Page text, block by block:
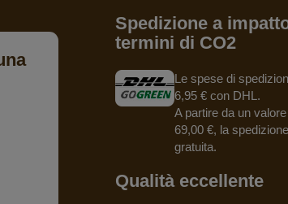
Spedizione a
termini di CO2
Le spese di
6,95 € con DHL.
A partire da un
69,00 €, la
gratuita.
Qualità eccellente